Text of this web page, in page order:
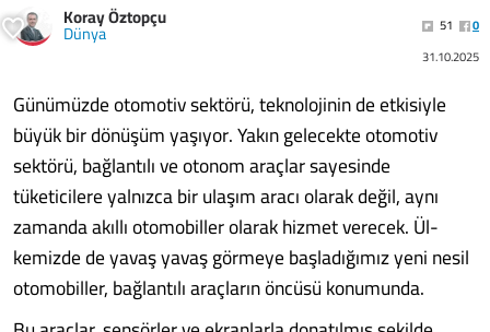
Koray Öztopçu
Dünya 51
0
31.10.2025
Günümüzde otomotiv sektörü, teknolojinin de etkisiyle
büyük bir dönüşüm yaşıyor. Yakın gelecekte otomotiv
sektörü, bağlantılı ve otonom araçlar sayesinde
tüketicilere yalnız­ca bir ulaşım aracı olarak değil, aynı
zamanda akıllı otomobiller olarak hizmet verecek. Ül­
kemizde de yavaş yavaş görmeye başladığımız yeni nesil
otomobiller, bağlantılı araçların ön­cüsü konumunda.